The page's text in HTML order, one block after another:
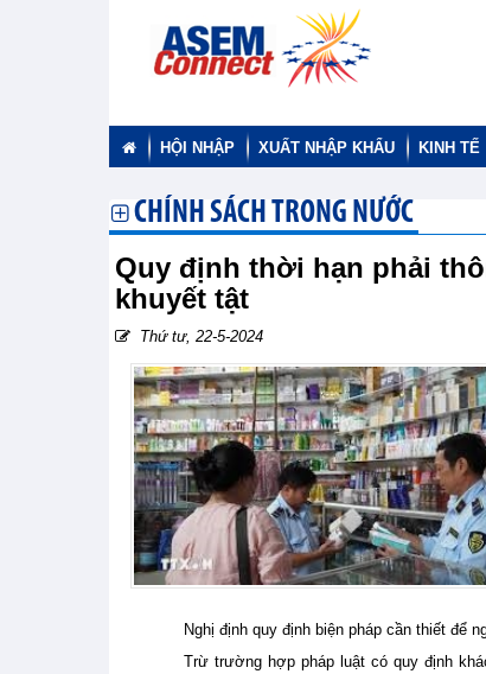
HỘI NHẬP XUẤT NHẬP KHẨU KINH TẾ
CHÍNH SÁCH TRONG NƯỚC
Quy định thời hạn phải
khuyết tật
Thứ tư, 22-5-2024
Nghị định quy định biện pháp cần thiết để
Trừ trường hợp pháp luật có quy định